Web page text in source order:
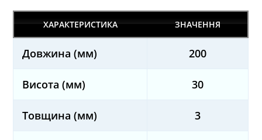
ХАРАКТЕРИСТИКА ЗНАЧЕННЯ
Довжина (мм) 200
Висота (мм) 30
Товщина (мм) 3